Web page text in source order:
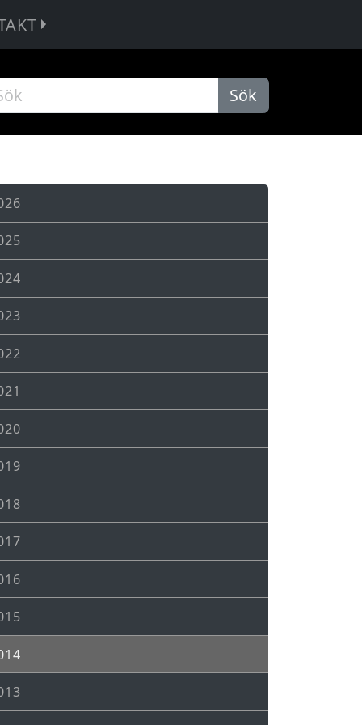
Sök